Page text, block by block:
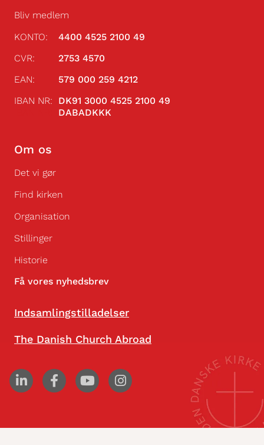
Bliv medlem
KONTO:
4400 4525 2100 49
CVR: 2753 4570
EAN: 579 000 259 4212
IBAN NR: DK91 3000 4525 2100 49
DABADKKK
Om os
Det vi gør
Find kirken
Organisation
Stillinger
Historie
Få vores nyhedsbrev
Indsamlingstilladelser
The Danish Church Abroad